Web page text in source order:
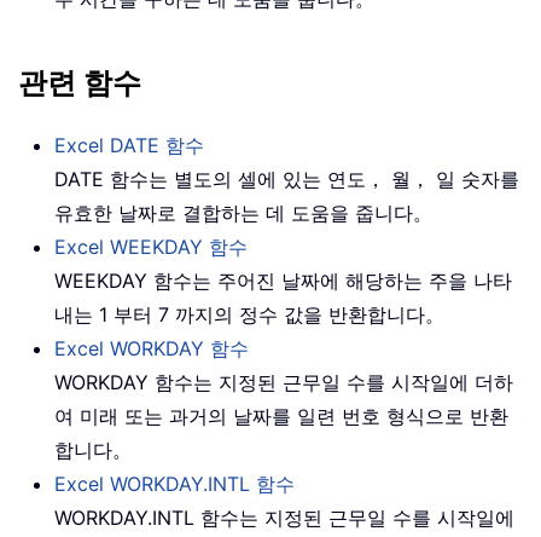
관련 함수
Excel DATE 함수
DATE 함수는 별도의 셀에 있는 연도， 월， 일 숫자를
유효한 날짜로 결합하는 데 도움을 줍니다。
Excel WEEKDAY 함수
WEEKDAY 함수는 주어진 날짜에 해당하는 주을 나타
내는 1 부터 7 까지의 정수 값을 반환합니다。
Excel WORKDAY 함수
WORKDAY 함수는 지정된 근무일 수를 시작일에 더하
여 미래 또는 과거의 날짜를 일련 번호 형식으로 반환
합니다。
Excel WORKDAY.INTL 함수
WORKDAY.INTL 함수는 지정된 근무일 수를 시작일에